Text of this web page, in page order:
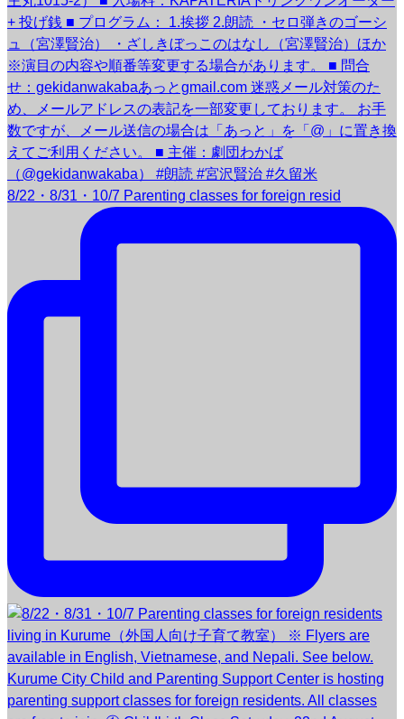
8/22・8/31・10/7 Parenting classes for foreign resid